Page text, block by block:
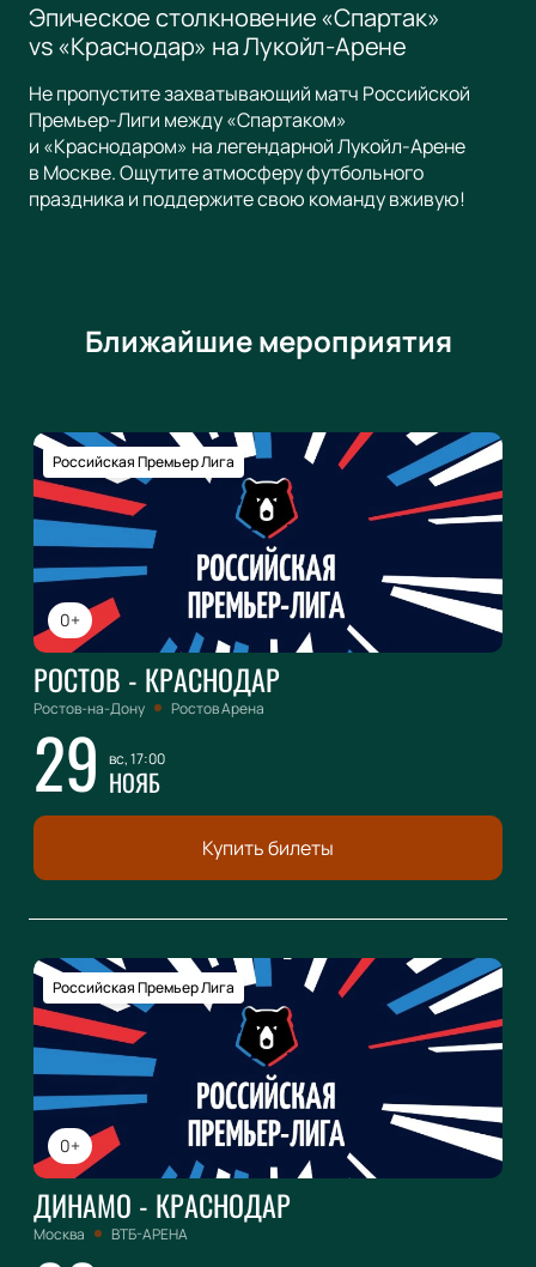
Эпическое столкновение «Спартак»
vs «Краснодар» на Лукойл-Арене
Не пропустите захватывающий матч Российской
Премьер-Лиги между «Спартаком»
и «Краснодаром» на легендарной Лукойл-Арене
в Москве. Ощутите атмосферу футбольного
праздника и поддержите свою команду вживую!
Ближайшие мероприятия
0+
Российская Премьер Лига
РОСТОВ - КРАСНОДАР
Ростов-на-Дону Ростов Арена
29 вс, 17:00
НОЯБ
Купить билеты
0+
Российская Премьер Лига
ДИНАМО - КРАСНОДАР
Москва ВТБ-АРЕНА